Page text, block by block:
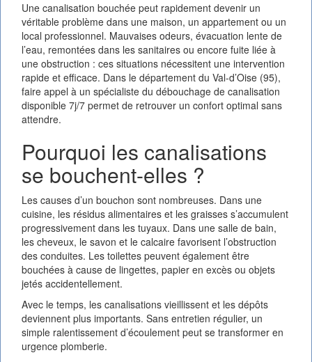
Une canalisation bouchée peut rapidement devenir un
véritable problème dans une maison, un appartement ou un
local professionnel. Mauvaises odeurs, évacuation lente de
l’eau, remontées dans les sanitaires ou encore fuite liée à
une obstruction : ces situations nécessitent une intervention
rapide et efficace. Dans le département du Val-d’Oise (95),
faire appel à un spécialiste du débouchage de canalisation
disponible 7j/7 permet de retrouver un confort optimal sans
attendre.
Pourquoi les canalisations
se bouchent-elles ?
Les causes d’un bouchon sont nombreuses. Dans une
cuisine, les résidus alimentaires et les graisses s’accumulent
progressivement dans les tuyaux. Dans une salle de bain,
les cheveux, le savon et le calcaire favorisent l’obstruction
des conduites. Les toilettes peuvent également être
bouchées à cause de lingettes, papier en excès ou objets
jetés accidentellement.
Avec le temps, les canalisations vieillissent et les dépôts
deviennent plus importants. Sans entretien régulier, un
simple ralentissement d’écoulement peut se transformer en
urgence plomberie.